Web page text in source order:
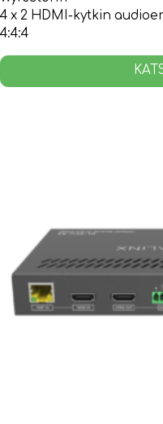
4 x 2 HDMI-kytkin
4:4:4